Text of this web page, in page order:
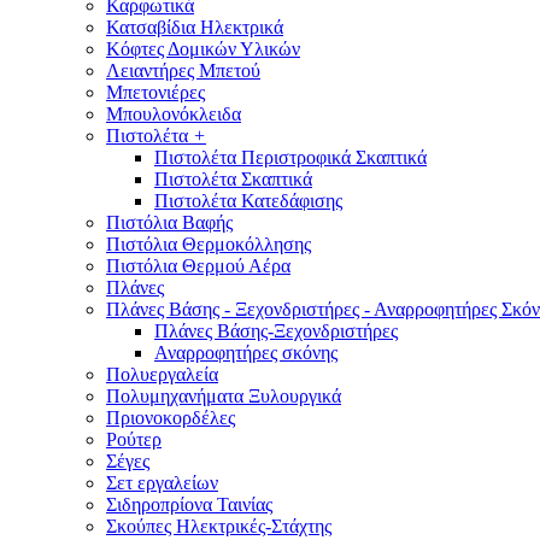
Καρφωτικά
Κατσαβίδια Ηλεκτρικά
Κόφτες Δομικών Υλικών
Λειαντήρες Μπετού
Μπετονιέρες
Μπουλονόκλειδα
Πιστολέτα +
Πιστολέτα Περιστροφικά Σκαπτικά
Πιστολέτα Σκαπτικά
Πιστολέτα Κατεδάφισης
Πιστόλια Βαφής
Πιστόλια Θερμοκόλλησης
Πιστόλια Θερμού Αέρα
Πλάνες
Πλάνες Βάσης - Ξεχονδριστήρες - Αναρροφητήρες
Πλάνες Βάσης-Ξεχονδριστήρες
Αναρροφητήρες σκόνης
Πολυεργαλεία
Πολυμηχανήματα Ξυλουργικά
Πριονοκορδέλες
Ρούτερ
Σέγες
Σετ εργαλείων
Σιδηροπρίονα Ταινίας
Σκούπες Ηλεκτρικές-Στάχτης